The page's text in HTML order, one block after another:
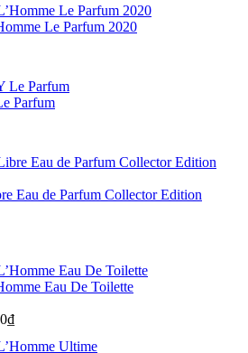
Le Parfum 2020
Parfum
Eau de Parfum Collector Edition
Eau De Toilette
₫